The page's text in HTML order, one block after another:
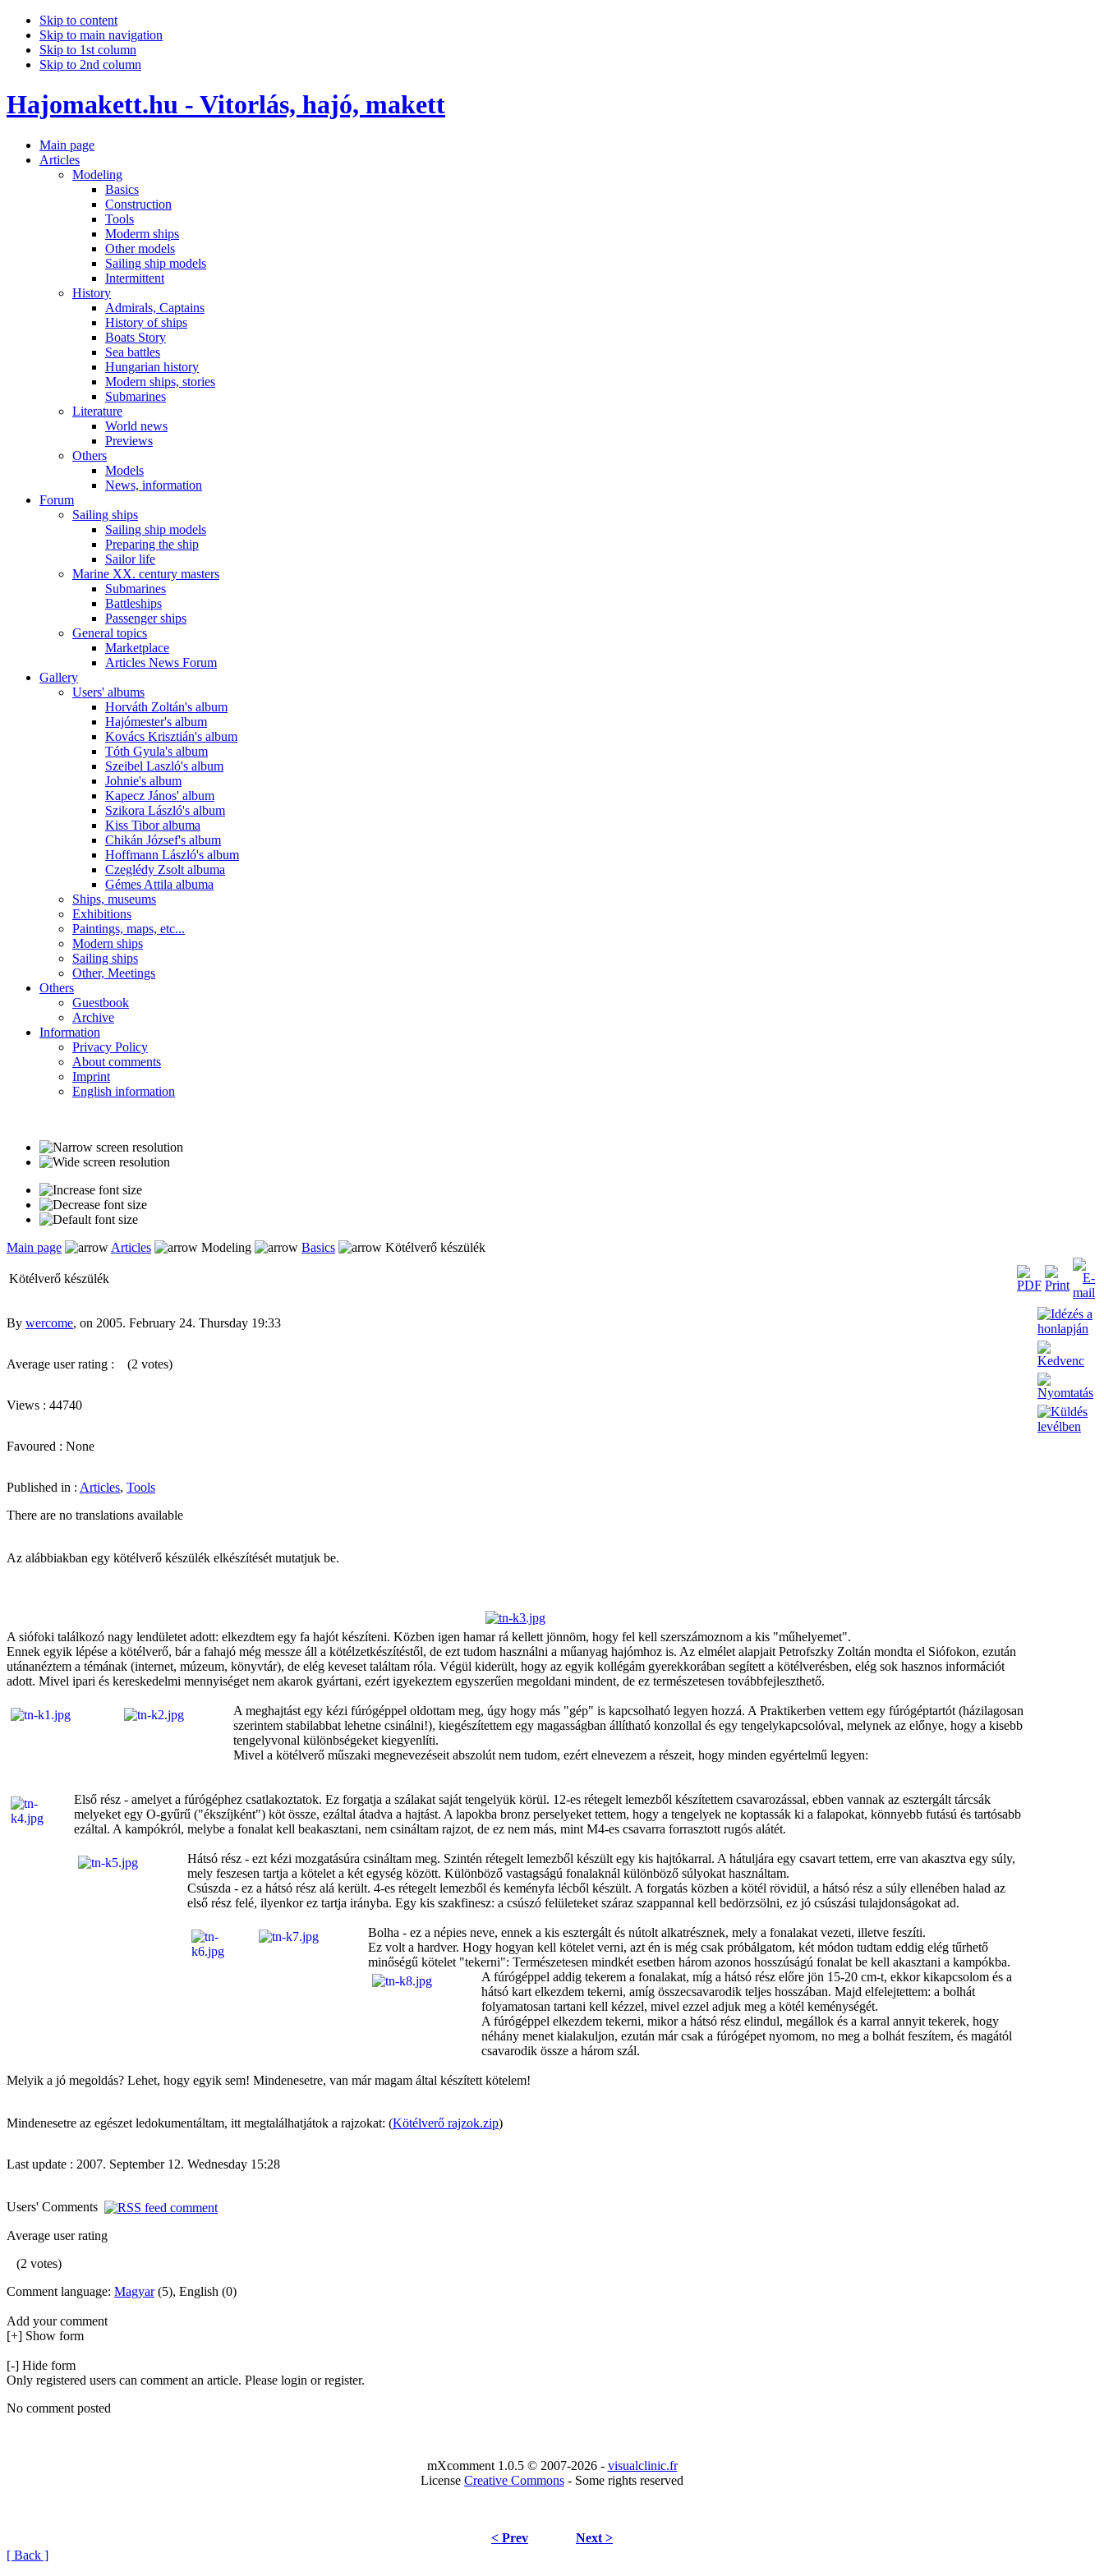
Skip to content
Skip to main navigation
Skip to 1st column
Skip to 2nd column
Hajomakett.hu - Vitorlás, hajó, makett
Main page
Articles
Modeling
Basics
Construction
Tools
Moderm ships
Other models
Sailing ship models
Intermittent
History
Admirals, Captains
History of ships
Boats Story
Sea battles
Hungarian history
Modern ships, stories
Submarines
Literature
World news
Previews
Others
Models
News, information
Forum
Sailing ships
Sailing ship models
Preparing the ship
Sailor life
Marine XX. century masters
Submarines
Battleships
Passenger ships
General topics
Marketplace
Articles News Forum
Gallery
Users' albums
Horváth Zoltán's album
Hajómester's album
Kovács Krisztián's album
Tóth Gyula's album
Szeibel Laszló's album
Johnie's album
Kapecz János' album
Szikora László's album
Kiss Tibor albuma
Chikán József's album
Hoffmann László's album
Czeglédy Zsolt albuma
Gémes Attila albuma
Ships, museums
Exhibitions
Paintings, maps, etc...
Modern ships
Sailing ships
Other, Meetings
Others
Guestbook
Archive
Information
Privacy Policy
About comments
Imprint
English information
Main page Articles Modeling Basics Kötélverő készülék
Kötélverő készülék
By wercome, on 2005. February 24. Thursday 19:33
Average user rating : (2 votes)
Views : 44740
Favoured : None
Published in : Articles, Tools
There are no translations available
Az alábbiakban egy kötélverő készülék elkészítését mutatjuk be.
A siófoki találkozó nagy lendületet adott: elkezdtem egy fa hajót készíteni. Közben igen hamar rá kellett jönnöm, hogy fel kell szerszámoznom a kis "műhelyemet".
Ennek egyik lépése a kötélverő, bár a fahajó még messze áll a kötélzetkészítéstől, de ezt tudom használni a műanyag hajómhoz is. Az elmélet alapjait Petrofszky Zoltán mondta el Siófokon, ezután
utánanéztem a témának (internet, múzeum, könyvtár), de elég keveset találtam róla. Végül kiderült, hogy az egyik kollégám gyerekkorában segített a kötélverésben, elég sok hasznos információt
adott. Mivel ipari és kereskedelmi mennyiséget nem akarok gyártani, ezért igyekeztem egyszerűen megoldani mindent, de ez természetesen továbbfejleszthető.
A meghajtást egy kézi fúrógéppel oldottam meg, úgy hogy más "gép" is kapcsolható legyen hozzá. A Praktikerben vettem egy fúrógéptartót (házilagosan
szerintem stabilabbat lehetne csinálni!), kiegészítettem egy magasságban állítható konzollal és egy tengelykapcsolóval, melynek az előnye, hogy a kisebb
tengelyvonal különbségeket kiegyenlíti.
Mivel a kötélverő műszaki megnevezéseit abszolút nem tudom, ezért elnevezem a részeit, hogy minden egyértelmű legyen:
Első rész - amelyet a fúrógéphez csatlakoztatok. Ez forgatja a szálakat saját tengelyük körül. 12-es rétegelt lemezből készítettem csavarozással, ebben vannak az esztergált tárcsák
melyeket egy O-gyűrű ("ékszíjként") köt össze, ezáltal átadva a hajtást. A lapokba bronz perselyeket tettem, hogy a tengelyek ne koptassák ki a falapokat, könnyebb futású és tartósabb
ezáltal. A kampókról, melybe a fonalat kell beakasztani, nem csináltam rajzot, de ez nem más, mint M4-es csavarra forrasztott rugós alátét.
Hátsó rész - ezt kézi mozgatásúra csináltam meg. Szintén rétegelt lemezből készült egy kis hajtókarral. A hátuljára egy csavart tettem, erre van akasztva egy súly,
mely feszesen tartja a kötelet a két egység között. Különböző vastagságú fonalaknál különböző súlyokat használtam.
Csúszda - ez a hátsó rész alá került. 4-es rétegelt lemezből és keményfa lécből készült. A forgatás közben a kötél rövidül, a hátsó rész a súly ellenében halad az
első rész felé, ilyenkor ez tartja irányba. Egy kis szakfinesz: a csúszó felületeket száraz szappannal kell bedörzsölni, ez jó csúszási tulajdonságokat ad.
Bolha - ez a népies neve, ennek a kis esztergált és nútolt alkatrésznek, mely a fonalakat vezeti, illetve feszíti.
Ez volt a hardver. Hogy hogyan kell kötelet verni, azt én is még csak próbálgatom, két módon tudtam eddig elég tűrhető
minőségű kötelet "tekerni": Természetesen mindkét esetben három azonos hosszúságú fonalat be kell akasztani a kampókba.
A fúrógéppel addig tekerem a fonalakat, míg a hátsó rész előre jön 15-20 cm-t, ekkor kikapcsolom és a
hátsó kart elkezdem tekerni, amíg összecsavarodik teljes hosszában. Majd elfelejtettem: a bolhát
folyamatosan tartani kell kézzel, mivel ezzel adjuk meg a kötél keménységét.
A fúrógéppel elkezdem tekerni, mikor a hátsó rész elindul, megállok és a karral annyit tekerek, hogy
néhány menet kialakuljon, ezután már csak a fúrógépet nyomom, no meg a bolhát feszítem, és magától
csavarodik össze a három szál.
Melyik a jó megoldás? Lehet, hogy egyik sem! Mindenesetre, van már magam által készített kötelem!
Mindenesetre az egészet ledokumentáltam, itt megtalálhatjátok a rajzokat: (Kötélverő rajzok.zip)
Last update : 2007. September 12. Wednesday 15:28
Users' Comments
Average user rating
(2 votes)
Comment language: Magyar(5), English (0)
Add your comment
[+] Show form
[-] Hide form
Only registered users can comment an article. Please login or register.
No comment posted
mXcomment 1.0.5 © 2007-2026 - visualclinic.fr
License Creative Commons - Some rights reserved
< Prev
Next >
[ Back ]